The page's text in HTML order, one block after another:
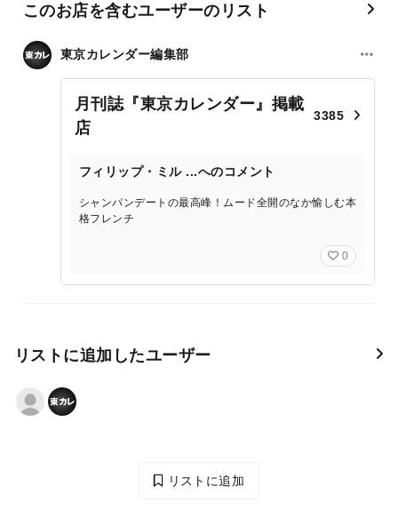
このお店を含むユーザーのリスト
東京カレンダー編集部
月刊誌『東京カレンダー』掲載
店
3385
フィリップ・ミル ...へのコメント
シャンパンデートの最高峰！ムード全開のなか愉しむ本
格フレンチ
0
リストに追加したユーザー
リストに追加